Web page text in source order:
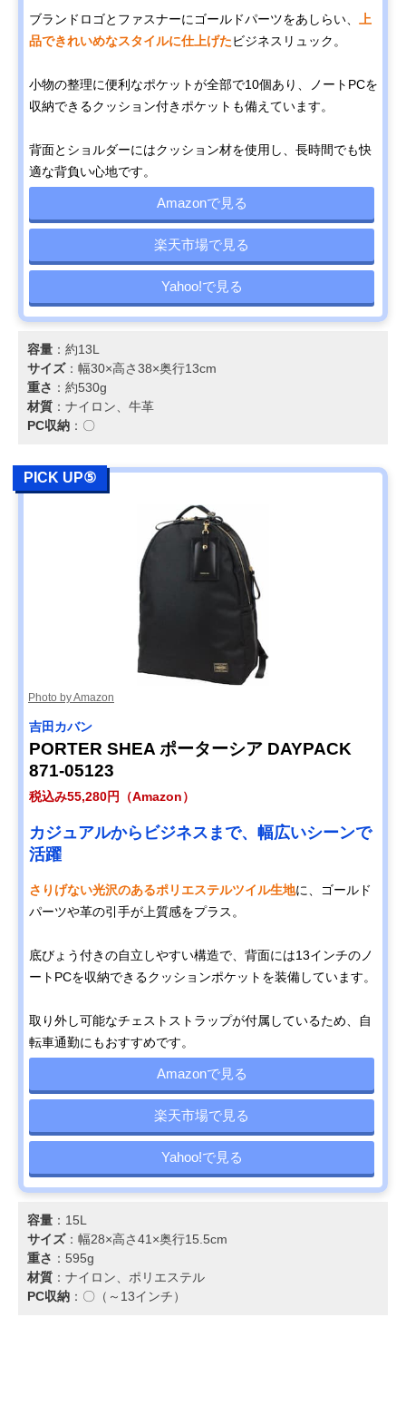
ブランドロゴとファスナーにゴールドパーツをあしらい、
上
品できれいめなスタイルに仕上げたビジネスリュック。
小物の整理に便利なポケットが全部で10個あり、ノートPCを
収納できるクッション付きポケットも備えています。
背面とショルダーにはクッション材を使用し、長時間でも快
適な背負い心地です。
Amazonで見る
楽天市場で見る
Yahoo!で見る
容量 ：約13L
サイズ：幅30×高さ38×奥行13cm
重さ ：約530g
材質 ：ナイロン、牛革
PC収納 ：〇
PICK UP⑤
Photo by Amazon
吉田カバン
PORTER SHEA ポーターシア DAYPACK
871-05123
税込み55,280円（Amazon）
カジュアルからビジネスまで、幅広いシーンで
活躍
さりげない光沢のあるポリエステルツイル生地に、ゴールド
パーツや革の引手が上質感をプラス。
底びょう付きの自立しやすい構造で、背面には13インチのノ
ートPCを収納できるクッションポケットを装備しています。
取り外し可能なチェストストラップが付属しているため、自
転車通勤にもおすすめです。
Amazonで見る
楽天市場で見る
Yahoo!で見る
容量 ：15L
サイズ：幅28×高さ41×奥行15.5cm
重さ ：595g
材質 ：ナイロン、ポリエステル
PC収納 ：〇（～13インチ）